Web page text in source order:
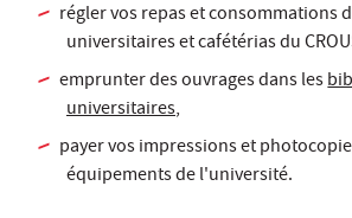
régler vos repas et consommations
universitaires et cafétérias du
emprunter des ouvrages dans les
universitaires,
payer vos impressions et
équipements de l'université.